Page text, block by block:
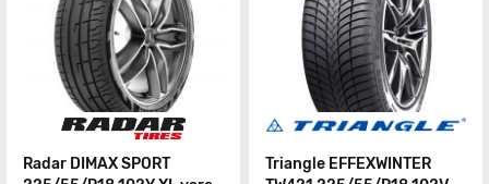
Radar DIMAX SPORT
Triangle EFFEXWINTER